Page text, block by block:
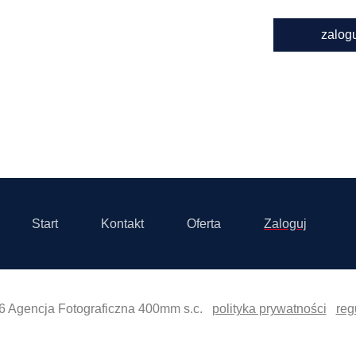
Start Kontakt Oferta Zaloguj
Agencja Fotograficzna 400mm s.c. polityka prywatności